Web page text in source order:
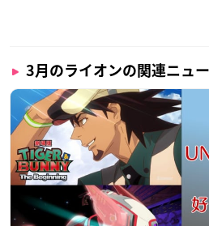
3月のライオンの関連ニュ